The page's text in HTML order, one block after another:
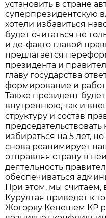
установить в стране
суперпрезидентскую
хотели избавиться
будет считаться не
и де-факто главой
предлагается
президента и
главу государства
формирование и
Также президент
внутреннюю, так и
структуру и состав
председательствовать
избираться на 5 лет,
снова реанимирует
отправляя страну в
деятельность
обеспечиваться
При этом, мы считаем,
Курултая приведет к
Жогорку Кенешем КР